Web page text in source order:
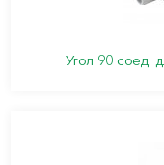
Угол 90 соед.